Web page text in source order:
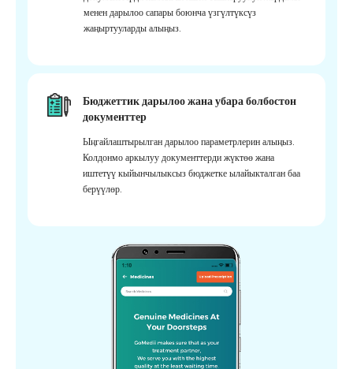
менен дарылоо сапары боюнча үзгүлтүксүз
жаңыртууларды алыңыз.
Бюджеттик дарылоо жана убара болбостон
документтер
Ыңгайлаштырылган дарылоо параметрлерин алыңыз.
Колдонмо аркылуу документтерди жүктөө жана
иштетүү кыйынчылыксыз бюджетке ылайыкталган баа
берүүлөр.